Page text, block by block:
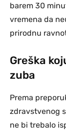
barem 30
vremena da
prirodnu
Greška
zuba
Prema
zdravstvenog
ne bi trebalo